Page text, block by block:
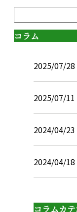
コラム
2025/07/28
2025/07/11
2024/04/23
2024/04/18
コラムカテ